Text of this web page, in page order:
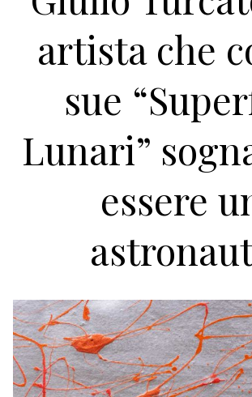
artista che
sue
Lunari”
essere